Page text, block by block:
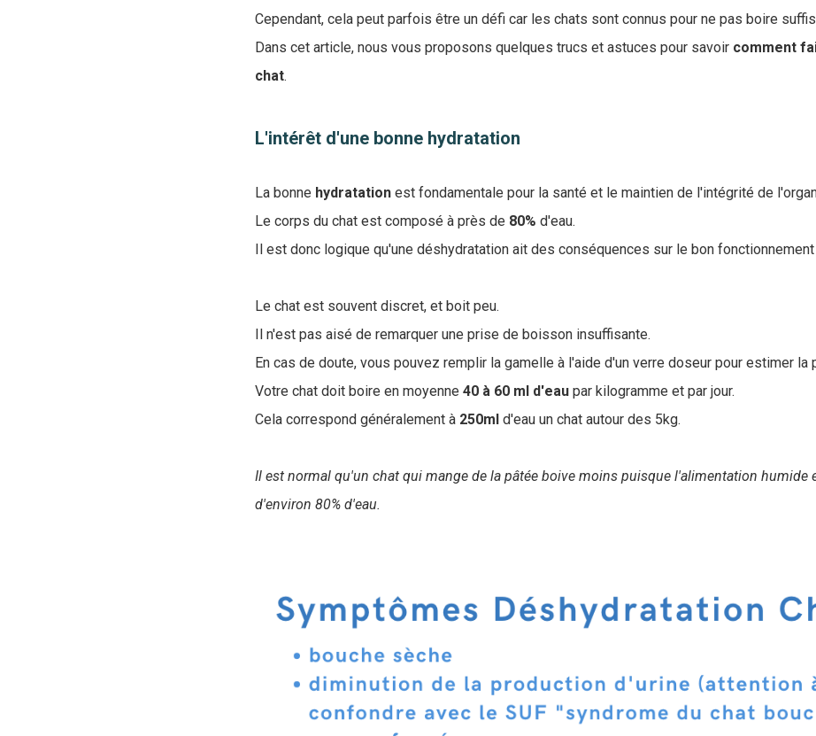
Cependant, cela peut parfois être un défi car les chats sont connus pour ne pas boire
Dans cet article, nous vous proposons quelques trucs et astuces pour savoir comment
chat.
L'intérêt d'une bonne hydratation
La bonne hydratation est fondamentale pour la santé et le maintien de l'intégrité de
Le corps du chat est composé à près de 80% d'eau.
Il est donc logique qu'une déshydratation ait des conséquences sur le bon
Le chat est souvent discret, et boit peu.
Il n'est pas aisé de remarquer une prise de boisson insuffisante.
En cas de doute, vous pouvez remplir la gamelle à l'aide d'un verre doseur pour estimer la
Votre chat doit boire en moyenne 40 à 60 ml d'eau par kilogramme et par jour.
Cela correspond généralement à 250ml d'eau un chat autour des 5kg.
Il est normal qu'un chat qui mange de la pâtée boive moins puisque l'alimentation humide
d'environ 80% d'eau.